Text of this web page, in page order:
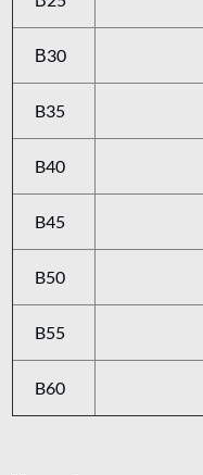
В30
B35
B40
B45
B50
B55
B60